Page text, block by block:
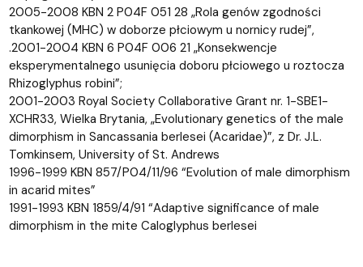
2005-2008 KBN 2 P04F 051 28 „Rola genów zgodności
tkankowej (MHC) w doborze płciowym u nornicy rudej”,
.2001-2004 KBN 6 P04F 006 21 „Konsekwencje
eksperymentalnego usunięcia doboru płciowego u roztocza
Rhizoglyphus robini”;
2001-2003 Royal Society Collaborative Grant nr. 1-SBE1-
XCHR33, Wielka Brytania, „Evolutionary genetics of the male
dimorphism in Sancassania berlesei (Acaridae)”, z Dr. J.L.
Tomkinsem, University of St. Andrews
1996-1999 KBN 857/P04/11/96 “Evolution of male dimorphism
in acarid mites”
1991-1993 KBN 1859/4/91 “Adaptive significance of male
dimorphism in the mite Caloglyphus berlesei